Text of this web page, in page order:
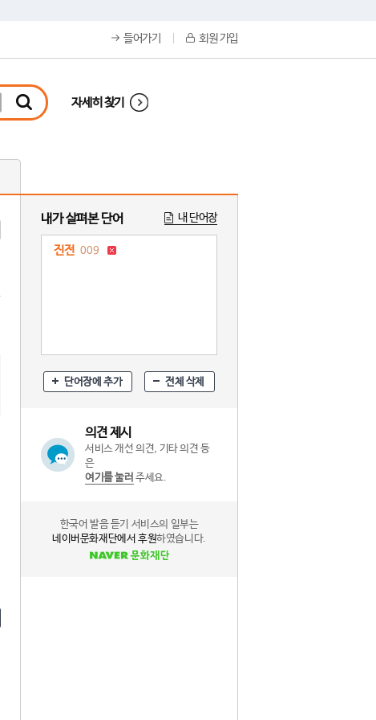
들어가기 회원 가입
자세히 찾기
내가 살펴본 단어 내 단어장
진전 009
단어장에 추가 전체 삭제
의견 제시
서비스 개선 의견, 기타 의견 등
은
여기를 눌러 주세요.
한국어 발음 듣기 서비스의 일부는
네이버문화재단에서 후원하였습니다.